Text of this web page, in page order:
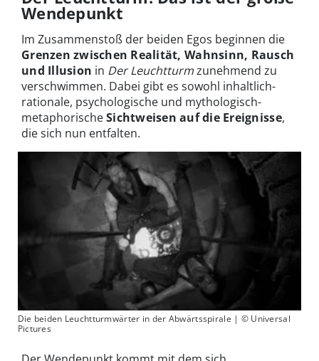
Wendepunkt
Im Zusammenstoß der beiden Egos beginnen die
Grenzen zwischen Realität, Wahnsinn, Rausch
und Illusion in Der Leuchtturmzunehmend zu
verschwimmen. Dabei gibt es sowohl inhaltlich-
rationale, psychologische und mythologisch-
metaphorischeSichtweisen auf die Ereignisse,
die sich nun entfalten.
Die beiden Leuchtturmwärter in der Abwärtsspirale | © Universal
Pictures